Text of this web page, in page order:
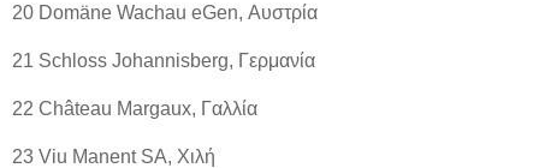
20 Domäne Wachau eGen, Αυστρία
21 Schloss Johannisberg, Γερμανία
22 Château Margaux, Γαλλία
23 Viu Manent SA, Χιλή